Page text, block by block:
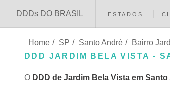
DDDs DO BRASIL ESTADOS
Home / SP / Santo André /
Bairro
DDD JARDIM BELA VISTA -
O DDD de Jardim Bela Vista em Santo